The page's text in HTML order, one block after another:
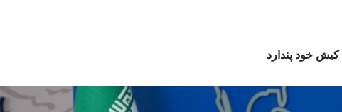
کیش خود پندارد